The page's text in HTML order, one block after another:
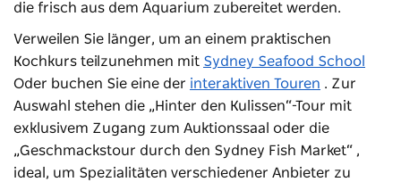
die frisch aus dem Aquarium zubereitet werden.
Verweilen Sie länger, um an einem praktischen
Kochkurs teilzunehmen mit Sydney Seafood School
Oder buchen Sie eine der interaktiven Touren . Zur
Auswahl stehen die „Hinter den Kulissen“-Tour mit
exklusivem Zugang zum Auktionssaal oder die
„Geschmackstour durch den Sydney Fish Market“ ,
ideal, um Spezialitäten verschiedener Anbieter zu